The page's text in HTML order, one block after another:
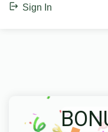
Sign In